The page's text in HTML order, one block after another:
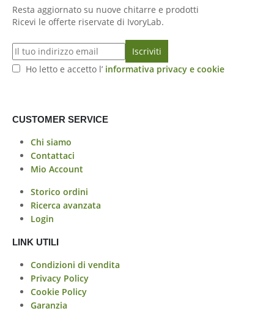
Resta aggiornato su nuove chitarre e prodotti
Ricevi le offerte riservate di IvoryLab.
Ho letto e accetto l’ informativa privacy e cookie
CUSTOMER SERVICE
Chi siamo
Contattaci
Mio Account
Storico ordini
Ricerca avanzata
Login
LINK UTILI
Condizioni di vendita
Privacy Policy
Cookie Policy
Garanzia